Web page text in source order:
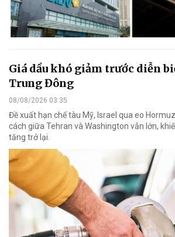
Giá dầu khó giảm trước diễn
Trung Đông
08/08/2026 03:35
Đề xuất hạn chế tàu Mỹ, Israel qua eo
cách giữa Tehran và Washington vẫn lớn,
tăng trở lại.